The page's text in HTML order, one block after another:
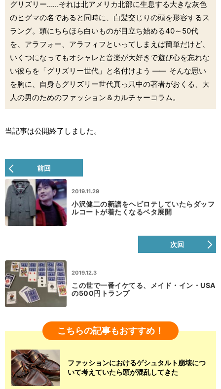
グリズリー……それは北アメリカ北部に生息する大きな灰色
のヒグマの名であると同時に、白髪交じりの頭を形容するス
ラング。頭にちらほら白いものが目立ち始める40～50代
を、アラフォー、アラフィフといってしまえば簡単だけど、
いくつになってもオシャレと音楽が大好きで遊び心を忘れな
い彼らを「グリズリー世代」と名付けよう ―― そんな思い
を胸に、自身もグリズリー世代真っ只中の著者がおくる、大
人の男のためのファッション＆カルチャーコラム。
当記事は公開終了しました。
前回
2019.11.29
小沢健二の新譜をヘビロテしていたらダッフ
ルコートが着たくなるベタ展開
次回
2019.12.3
この世で一番イケてる、メイド・イン・USA
の500円トランプ
こちらの記事もおすすめ！
ファッションにおけるゲシュタルト崩壊につ
いて考えていたら頭が混乱してきた